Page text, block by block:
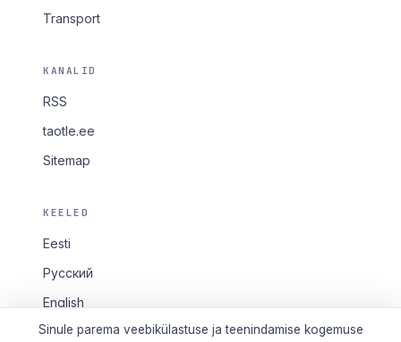
Transport
KANALID
RSS
taotle.ee
Sitemap
KEELED
Eesti
Русский
English
Sinule parema veebikülastuse ja teenindamise kogemuse